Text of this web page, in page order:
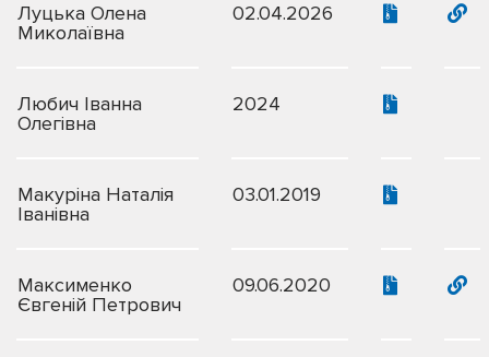
Луцька Олена
Миколаївна
02.04.2026
Любич Іванна
Олегівна
2024
Макуріна Наталія
Іванівна
03.01.2019
Максименко
Євгеній Петрович
09.06.2020